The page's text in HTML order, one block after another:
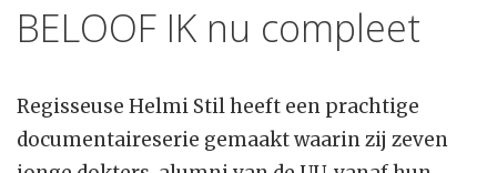
BELOOF IK nu compleet
Regisseuse Helmi Stil heeft een prachtige
documentaireserie gemaakt waarin zij zeven